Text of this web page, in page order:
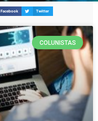
Facebook Twitter
COLUNISTAS